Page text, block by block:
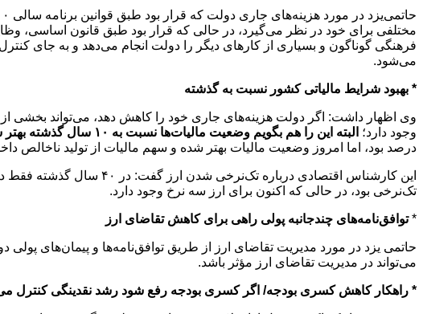
مختلفی برای خود در نظر می‌گیرد، در حالی که قرار بود طبق قانون اساسی،
فرهنگی گوناگون و بسیاری از کارهای دیگر را دولت انجام می‌دهد و به جای
می‌شود.
* بهبود شرایط مالیاتی کشور نسبت به گذشته
وی اظهار داشت:‌ اگر دولت هزینه‌های جاری خود را کاهش دهد، می‌تواند بخشی
وجود دارد؛ البته این را هم بگویم وضعیت مالیات‌ها نسبت به ۱۰ سال گذشته بهتر شده است؛
درصد بود، اما امروز وضعیت مالیات بهتر شده و سهم مالیات از تولید ناخالص داخلی به بالای ۱۰
تک‌نرخی بود، در حالی که اکنون برای ارز سه نرخ وجود دارد.
*توافق‌نامه‌های چندجانبه پولی راهی برای کاهش تقاضای ارز
حاتمی یزد در مورد مدیریت تقاضای ارز از طریق توافق‌نامه‌ها و پیمان‌های پولی
می‌تواند در مدیریت تقاضای ارز مؤثر باشد.
* راهکار کاهش کسری بودجه/ اگر کسری بودجه رفع شود رشد نقدینگی کنترل